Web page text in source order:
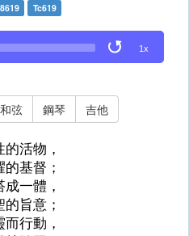
Tc619
1x
和弦 鋼琴 吉他
活物，
基督；
一體，
旨意；
行動，